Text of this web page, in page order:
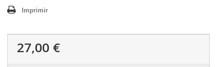
Imprimir
27,00 €